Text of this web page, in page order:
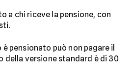
a chi riceve la pensione, con
è pensionato può non pagare il
della versione standard è di 30